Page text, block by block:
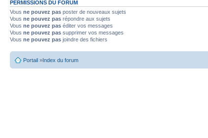
PERMISSIONS DU FORUM
Vous ne pouvez pas poster de nouveaux sujets
Vous ne pouvez pas répondre aux sujets
Vous ne pouvez pas éditer vos messages
Vous ne pouvez pas supprimer vos messages
Vous ne pouvez pas joindre des fichiers
Portail »Index du forum